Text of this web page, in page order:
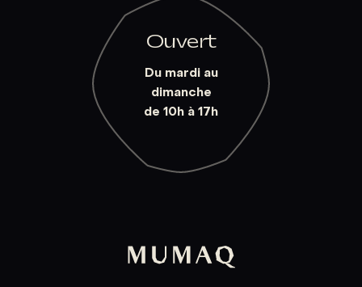
Ouvert
Du mardi au
dimanche
de 10h à 17h